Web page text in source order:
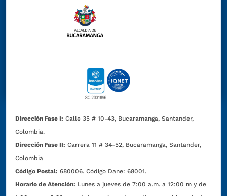
Dirección Fase I: Calle 35 # 10-43, Bucaramanga, Santander,
Colombia.
Dirección Fase II: Carrera 11 # 34-52, Bucaramanga, Santander,
Colombia
Código Postal: 680006. Código Dane: 68001.
Horario de Atención: Lunes a jueves de 7:00 a.m. a 12:00 m y de